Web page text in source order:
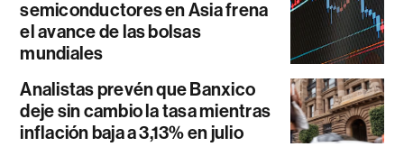
semiconductores en Asia frena
el avance de las bolsas
mundiales
Analistas prevén que Banxico
deje sin cambio la tasa mientras
inflación baja a 3,13% en julio